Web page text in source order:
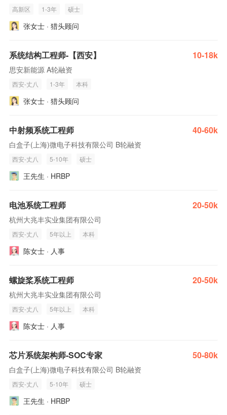
高新区 1-3年 硕士
张女士 · 猎头顾问
系统结构工程师-【西安】 10-18k
思安新能源 A轮融资
西安-丈八 1-3年 本科
张女士 · 猎头顾问
中射频系统工程师 40-60k
白盒子(上海)微电子科技有限公司 B轮融资
西安-丈八 5-10年 硕士
王先生 · HRBP
电池系统工程师 20-50k
杭州大兆丰实业集团有限公司
西安-丈八 5年以上 本科
陈女士 · 人事
螺旋桨系统工程师 20-50k
杭州大兆丰实业集团有限公司
西安-丈八 5年以上 本科
陈女士 · 人事
芯片系统架构师-SOC专家 50-80k
白盒子(上海)微电子科技有限公司 B轮融资
西安-丈八 5-10年 硕士
王先生 · HRBP